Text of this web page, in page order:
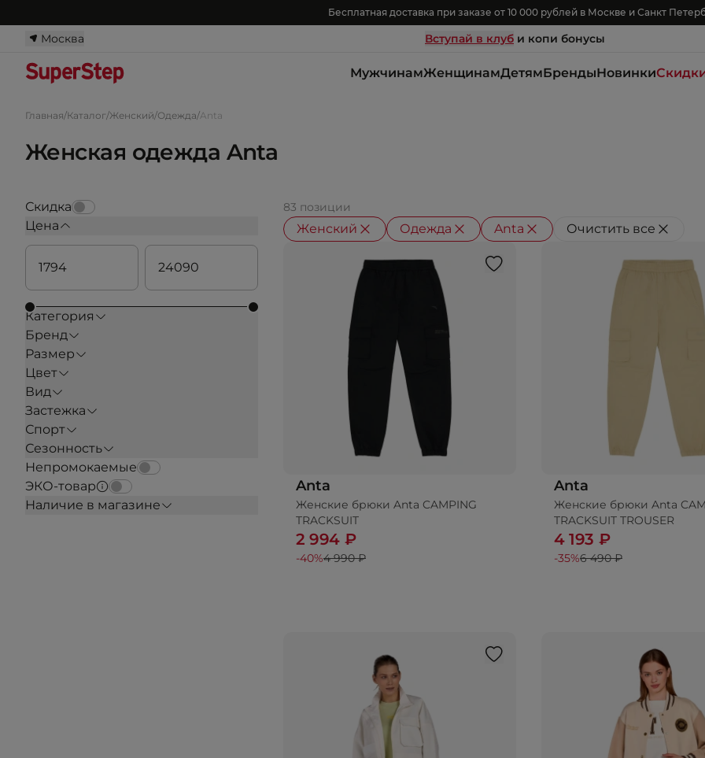
Бесплатная доставка при заказе от 10 000 рублей в Москве и Санкт
Москва Вступай в клуб и копи бонусы
МужчинамЖенщинамДетямБрендыНовинки
Главная/Каталог/Женский/Одежда/Anta
Женская одежда Anta
Скидка
Цена
Категория
Бренд
Размер
Цвет
Вид
Застежка
Спорт
Сезонность
Непромокаемые
ЭКО-товар
Наличие в магазине
83 позиции
Женский
Одежда Anta Очистить все
Anta
Женские брюки Anta CAMPING
TRACKSUIT
2 994 ₽
-40%4 990 ₽
Anta
Женские брюки Anta
TRACKSUIT TROUSER
4 193 ₽
-35%6 490 ₽